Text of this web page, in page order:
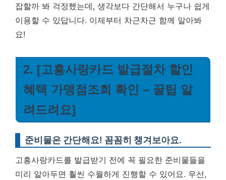
잡할까 봐 걱정했는데, 생각보다 간단해서 누구나 쉽게
이용할 수 있답니다. 이제부터 차근차근 함께 알아봐
요!
2. [고흥사랑카드 발급절차 할인
혜택 가맹점조회 확인 – 꿀팁 알
려드려요]
준비물은 간단해요! 꼼꼼히 챙겨보아요.
고흥사랑카드를 발급받기 전에 꼭 필요한 준비물들을
미리 알아두면 훨씬 수월하게 진행할 수 있어요. 우선,